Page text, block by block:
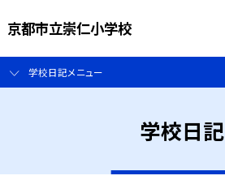
京都市立崇仁小学校
学校日記メニュー
学校日記